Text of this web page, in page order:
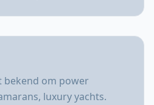
bekend om power
luxury yachts.